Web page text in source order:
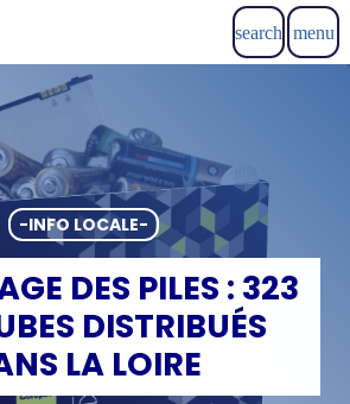
search menu
-INFO LOCALE-
DES PILES : 323
DISTRIBUÉS
LA LOIRE